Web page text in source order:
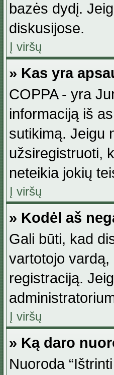
bazės dydį.
diskusijose.
Į viršų
» Kas yra
COPPA - yra
informaciją iš
sutikimą. Jeigu
užsiregistruoti,
neteikia jokių
Į viršų
» Kodėl aš
Gali būti, kad
vartotojo vardą,
registraciją.
Į viršų
» Ką daro
Nuoroda